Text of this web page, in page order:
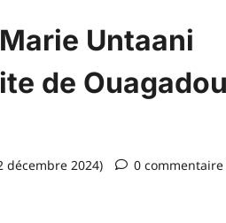
Untaani
de
décembre 2024) 0 commentaire